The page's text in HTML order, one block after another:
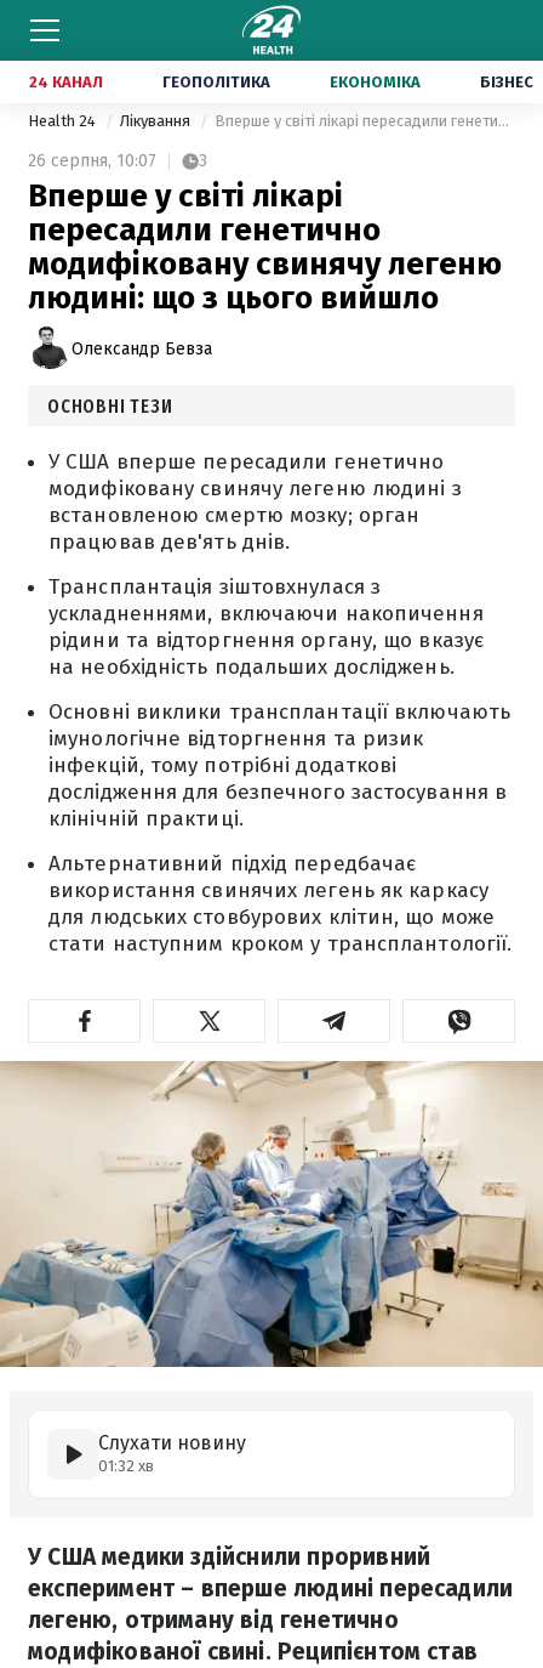
24 КАНАЛ ГЕОПОЛІТИКА ЕКОНОМІКА БІЗНЕС
Health 24 Лікування Вперше у світі лікарі пересадили генетично модифіковану свинячу легеню людині: що з цього вийшло
26 серпня, 10:07 3
Вперше у світі лікарі
пересадили генетично
модифіковану свинячу легеню
людині: що з цього вийшло
Олександр Бевза
ОСНОВНІ ТЕЗИ
У США вперше пересадили генетично
модифіковану свинячу легеню людині з
встановленою смертю мозку; орган
працював дев'ять днів.
Трансплантація зіштовхнулася з
ускладненнями, включаючи накопичення
рідини та відторгнення органу, що вказує
на необхідність подальших досліджень.
Основні виклики трансплантації включають
імунологічне відторгнення та ризик
інфекцій, тому потрібні додаткові
дослідження для безпечного застосування в
клінічній практиці.
Альтернативний підхід передбачає
використання свинячих легень як каркасу
для людських стовбурових клітин, що може
стати наступним кроком у трансплантології.
Слухати новину
01:32 хв
У США медики здійснили проривний
експеримент – вперше людині пересадили
легеню, отриману від генетично
модифікованої свині. Реципієнтом став